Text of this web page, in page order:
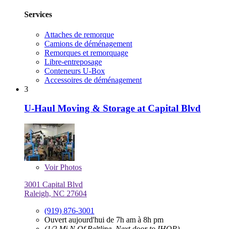
Services
Attaches de remorque
Camions de déménagement
Remorques et remorquage
Libre-entreposage
Conteneurs U-Box
Accessoires de déménagement
3
U-Haul Moving & Storage at Capital Blvd
VoirPhotos
3001 Capital Blvd
Raleigh, NC 27604
(919) 876-3001
Ouvert aujourd'hui de 7h am à 8h pm